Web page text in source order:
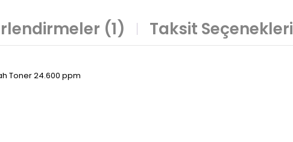
(1) Taksit Seçenekleri
Toner 24.600 ppm